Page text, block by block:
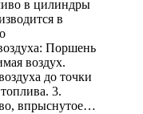
в цилиндры
в
Поршень
воздух.
до точки
3.
впрыснутое…